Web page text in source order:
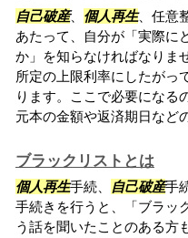
自己破産、 個人再生、任意
あたって、自分が「実際に
か」を知らなければなりま
所定の上限利率にしたがっ
ります。ここで必要になる
元本の金額や返済期日など
ブラックリストとは
個人再生手続、 自己破産手
手続きを行うと、「ブラッ
う話を聞いたことのある方